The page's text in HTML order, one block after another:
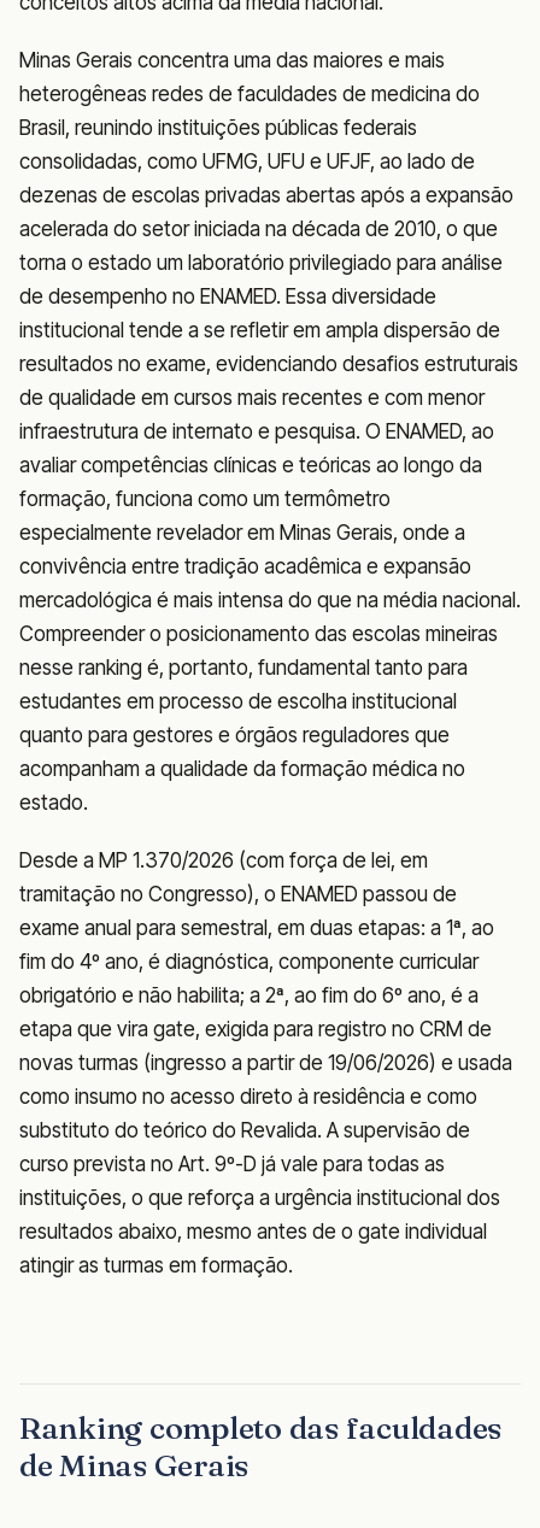
Minas Gerais concentra uma das maiores e mais
heterogêneas redes de faculdades de medicina do
Brasil, reunindo instituições públicas federais
consolidadas, como UFMG, UFU e UFJF, ao lado de
dezenas de escolas privadas abertas após a expansão
acelerada do setor iniciada na década de 2010, o que
torna o estado um laboratório privilegiado para análise
de desempenho no ENAMED. Essa diversidade
institucional tende a se refletir em ampla dispersão de
resultados no exame, evidenciando desafios estruturais
de qualidade em cursos mais recentes e com menor
infraestrutura de internato e pesquisa. O ENAMED, ao
avaliar competências clínicas e teóricas ao longo da
formação, funciona como um termômetro
especialmente revelador em Minas Gerais, onde a
convivência entre tradição acadêmica e expansão
mercadológica é mais intensa do que na média nacional.
Compreender o posicionamento das escolas mineiras
nesse ranking é, portanto, fundamental tanto para
estudantes em processo de escolha institucional
quanto para gestores e órgãos reguladores que
acompanham a qualidade da formação médica no
estado.
Desde a MP 1.370/2026 (com força de lei, em
tramitação no Congresso), o ENAMED passou de
exame anual para semestral, em duas etapas: a 1ª, ao
fim do 4º ano, é diagnóstica, componente curricular
obrigatório e não habilita; a 2ª, ao fim do 6º ano, é a
etapa que vira gate, exigida para registro no CRM de
novas turmas (ingresso a partir de 19/06/2026) e usada
como insumo no acesso direto à residência e como
substituto do teórico do Revalida. A supervisão de
curso prevista no Art. 9º-D já vale para todas as
instituições, o que reforça a urgência institucional dos
resultados abaixo, mesmo antes de o gate individual
atingir as turmas em formação.
Ranking completo das faculdades
de Minas Gerais